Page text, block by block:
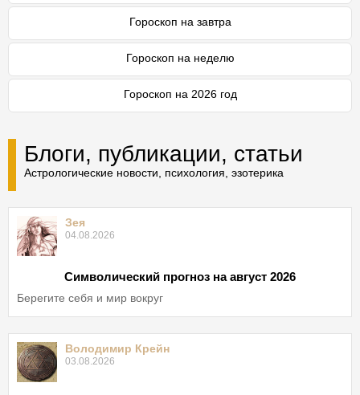
Гороскоп на завтра
Гороскоп на неделю
Гороскоп на 2026 год
Блоги, публикации, статьи
Астрологические новости, психология, эзотерика
Зея
04.08.2026
Символический прогноз на август 2026
Берегите себя и мир вокруг
Володимир Крейн
03.08.2026